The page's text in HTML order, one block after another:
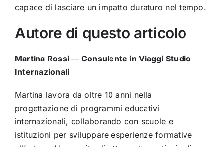
capace di lasciare un impatto duraturo nel tempo.
Autore di questo articolo
Martina Rossi — Consulente in Viaggi Studio
Internazionali
Martina lavora da oltre 10 anni nella
progettazione di programmi educativi
internazionali, collaborando con scuole e
istituzioni per sviluppare esperienze formative